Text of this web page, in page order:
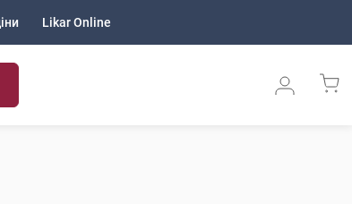
Likar Online